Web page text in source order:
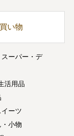
買い物
スーパー・デ
活用品
ーツ
小物